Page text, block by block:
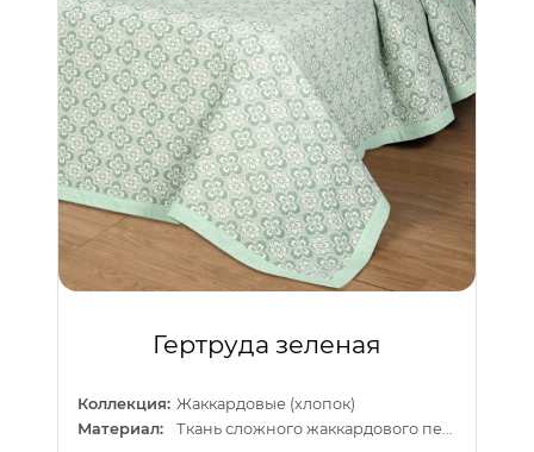
Гертруда зеленая
Коллекция: Жаккардовые (хлопок)
Материал:
Ткань сложного жаккардового переплетения внутри п/э нитка